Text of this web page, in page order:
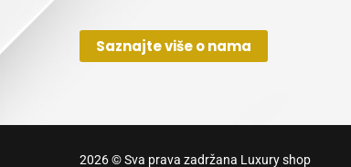
Saznajte više o nama
2026© Sva prava zadržana Luxury shop